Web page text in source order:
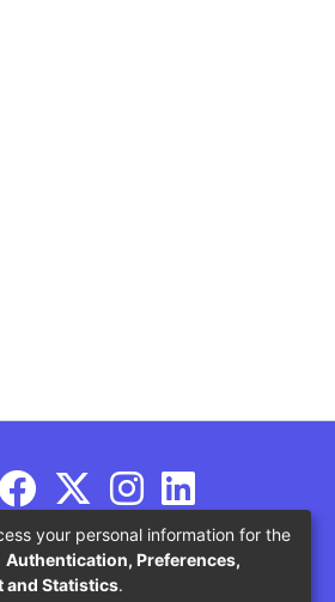
your personal information for the
Authentication, Preferences,
and Statistics.